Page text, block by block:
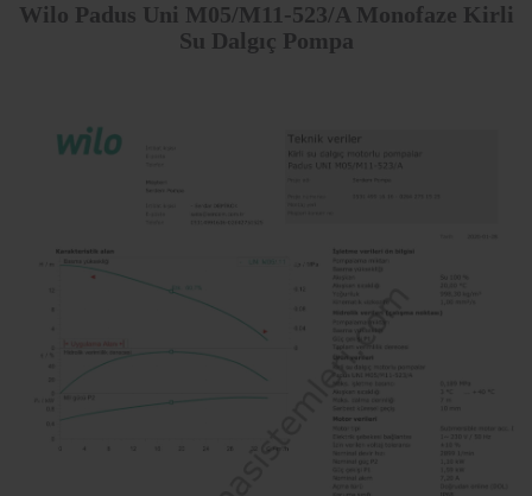
Wilo Padus Uni M05/M11-523/A Monofaze Kirli
Su Dalgıç Pompa